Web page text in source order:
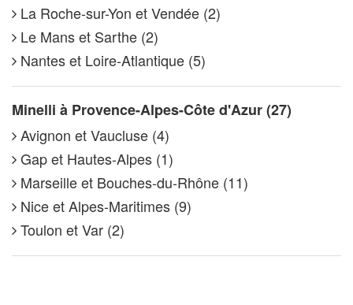
La Roche-sur-Yon et Vendée (2)
Le Mans et Sarthe (2)
Nantes et Loire-Atlantique (5)
Minelli à Provence-Alpes-Côte d'Azur (27)
Avignon et Vaucluse (4)
Gap et Hautes-Alpes (1)
Marseille et Bouches-du-Rhône (11)
Nice et Alpes-Maritimes (9)
Toulon et Var (2)